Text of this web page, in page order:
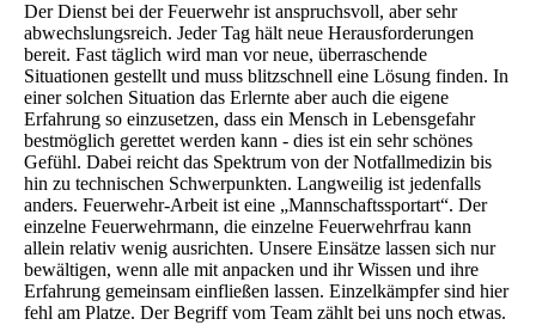
Der Dienst bei der Feuerwehr ist anspruchsvoll, aber sehr
abwechslungsreich. Jeder Tag hält neue Herausforderungen
bereit. Fast täglich wird man vor neue, überraschende
Situationen gestellt und muss blitzschnell eine Lösung finden. In
einer solchen Situation das Erlernte aber auch die eigene
Erfahrung so einzusetzen, dass ein Mensch in Lebensgefahr
bestmöglich gerettet werden kann - dies ist ein sehr schönes
Gefühl. Dabei reicht das Spektrum von der Notfallmedizin bis
hin zu technischen Schwerpunkten. Langweilig ist jedenfalls
anders. Feuerwehr-Arbeit ist eine „Mannschaftssportart“. Der
einzelne Feuerwehrmann, die einzelne Feuerwehrfrau kann
allein relativ wenig ausrichten. Unsere Einsätze lassen sich nur
bewältigen, wenn alle mit anpacken und ihr Wissen und ihre
Erfahrung gemeinsam einfließen lassen. Einzelkämpfer sind hier
fehl am Platze. Der Begriff vom Team zählt bei uns noch etwas.